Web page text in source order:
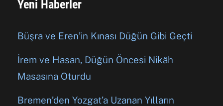
Yeni Haberler
Büşra ve Eren’in Kınası Düğün Gibi Geçti
İrem ve Hasan, Düğün Öncesi Nikâh
Masasına Oturdu
Bremen’den Yozgat’a Uzanan Yılların